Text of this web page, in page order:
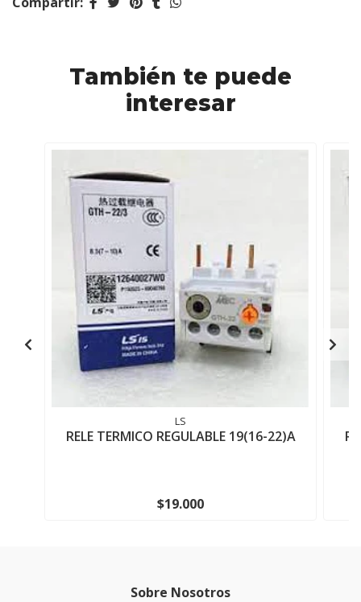
También te puede
interesar
LS
RELE TERMICO REGULABLE 19(16-22)A
$19.000
Sobre Nosotros